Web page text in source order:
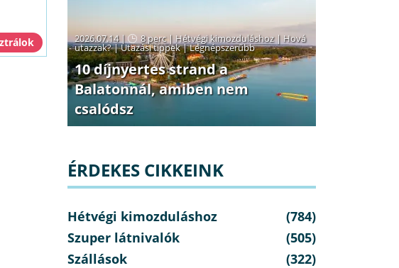
2026.07.14 | 8 perc| Hétvégi kimozduláshoz| Hová
utazzak?|Utazási tippek|Legnépszerűbb
10 díjnyertes strand a
Balatonnál, amiben nem
csalódsz
ÉRDEKES CIKKEINK
Hétvégi kimozduláshoz
(784)
Szuper látnivalók
(505)
Szállások
(322)